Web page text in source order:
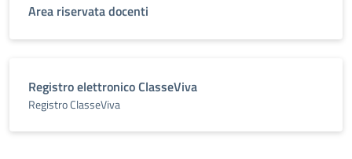
Area riservata docenti
Registro elettronico ClasseViva
Registro ClasseViva